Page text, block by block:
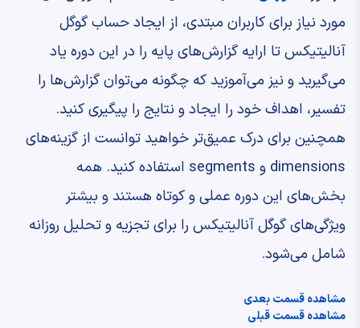
مورد نیاز برای کاربران مبتدی، از ایجاد حساب گوگل
آنالیتیکس تا ارایه گزارش‌های پایه را در این دوره یاد
می‌گیرید و نیز می‌آموزید که چگونه می‌توان گزارش‌ها را
تفسیر، اهداف خود را ایجاد و نتایج را پیگیری کنید.
همچنین برای درک عمیق‌تر خواهید توانست از گزینه‌های
dimensions و segments استفاده کنید. همه
بخش‌های این دوره عملی و کوتاه هستند و بیشتر
ویژگی‌های گوگل آنالیتیکس را برای تجزیه و تحلیل روزانه
شامل می‌شود.
مشاهده قسمت بعدی
مشاهده قسمت قبلی